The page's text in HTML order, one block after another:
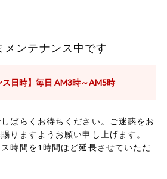
メンテナンス中です
ス日時】毎日 AM3時～AM5時
ばらくお待ちください。ご迷惑をお
りますようお願い申し上げます。
時間を1時間ほど延長させていただ